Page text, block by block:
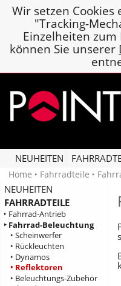
Wir setzen Cookies
"Tracking-
Einzelheiten zum
können Sie unserer
NEUHEITEN
Home ‣ Fahrradteile ‣
NEUHEITEN
FAHRRADTEILE
‣ Fahrrad-Antrieb
‣ Fahrrad-Beleuchtung
‣ Scheinwerfer
‣ Rückleuchten
‣ Dynamos
‣ Reflektoren
‣ Beleuchtungs-Zubehör